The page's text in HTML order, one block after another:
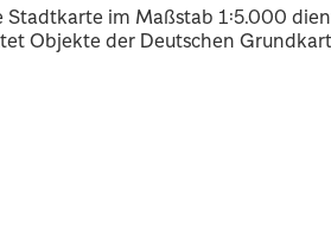
Stadtkarte im Maßstab 1:5.000
Objekte der Deutschen